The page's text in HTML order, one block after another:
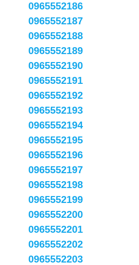
0965552186
0965552187
0965552188
0965552189
0965552190
0965552191
0965552192
0965552193
0965552194
0965552195
0965552196
0965552197
0965552198
0965552199
0965552200
0965552201
0965552202
0965552203